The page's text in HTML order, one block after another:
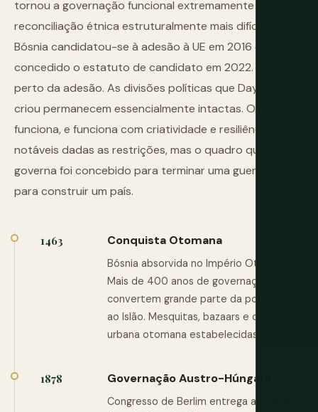
tornou a governação funcional extremamente difícil e a
reconciliação étnica estruturalmente mais difícil. A
Bósnia candidatou-se à adesão à UE em 2016 e foi
concedido o estatuto de candidato em 2022. Não está
perto da adesão. As divisões políticas que Dayton
criou permanecem essencialmente intactas. O país
funciona, e funciona com criatividade e resiliência
notáveis dadas as restrições, mas o quadro que o
governa foi concebido para terminar uma guerra, não
para construir um país.
1463 Conquista Otomana
Bósnia absorvida no Império Otomano.
Mais de 400 anos de governação
convertem grande parte da população
ao Islão. Mesquitas, bazaars e cultura
urbana otomana estabelecidas.
1878 Governação Austro-Húngara
Congresso de Berlim entrega a Bósnia à